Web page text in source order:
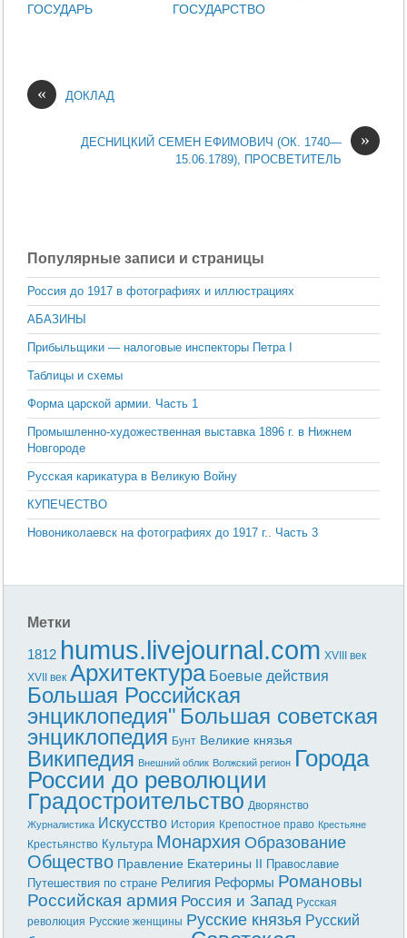
ГОСУДАРЬ ГОСУДАРСТВО
« ДОКЛАД
»
ДЕСНИЦКИЙ СЕМЕН ЕФИМОВИЧ (ОК. 1740—
15.06.1789), ПРОСВЕТИТЕЛЬ
Популярные записи и страницы
Россия до 1917 в фотографиях и иллюстрациях
АБАЗИНЫ
Прибыльщики — налоговые инспекторы Петра I
Таблицы и схемы
Форма царской армии. Часть 1
Промышленно-художественная выставка 1896 г. в Нижнем
Новгороде
Русская карикатура в Великую Войну
КУПЕЧЕСТВО
Новониколаевск на фотографиях до 1917 г.. Часть 3
Метки
1812 humus.livejournal.com XVIII век
XVII век Архитектура Боевые действия
Большая Российская
энциклопедия" Большая советская
энциклопедия Бунт Великие князья
Википедия Внешний облик Волжский регион Города
России до революции
Градостроительство Дворянство
Журналистика Искусство История Крепостное право Крестьяне
Крестьянство Культура Монархия Образование
Общество Правление Екатерины II Православие
Путешествия по стране Религия Реформы Романовы
Российская армия Россия и Запад Русская
революция Русские женщины Русские князья Русский